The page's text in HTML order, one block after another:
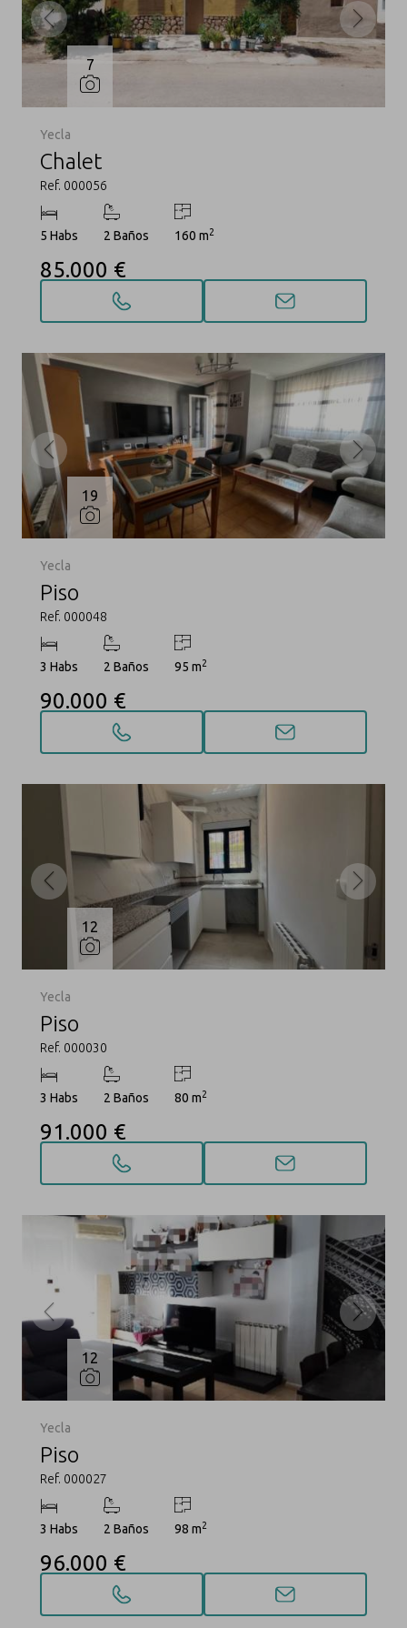
7
Yecla
Chalet
Ref. 000056
5 Habs 2 Baños 160 m2
85.000 €
19
Yecla
Piso
Ref. 000048
3 Habs 2 Baños 95 m2
90.000 €
12
Yecla
Piso
Ref. 000030
3 Habs 2 Baños 80 m2
91.000 €
12
Yecla
Piso
Ref. 000027
3 Habs 2 Baños 98 m2
96.000 €